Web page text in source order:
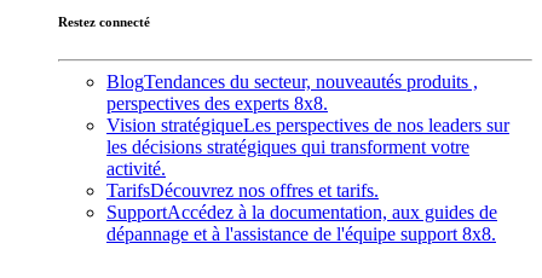
Restez connecté
BlogTendances du secteur, nouveautés produits ,
perspectives des experts 8x8.
Vision stratégiqueLes perspectives de nos leaders sur
les décisions stratégiques qui transforment votre
activité.
TarifsDécouvrez nos offres et tarifs.
SupportAccédez à la documentation, aux guides de
dépannage et à l'assistance de l'équipe support 8x8.